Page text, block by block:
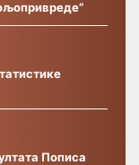
Пописа